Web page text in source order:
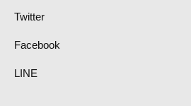
Twitter
Facebook
LINE